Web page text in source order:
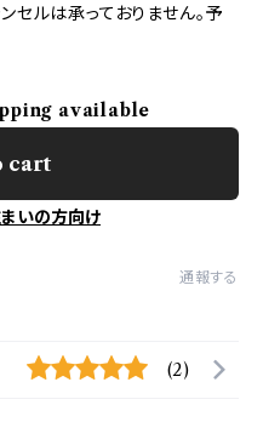
ルは承っておりません。予
available
cart
いの方向け
通報する
(2)